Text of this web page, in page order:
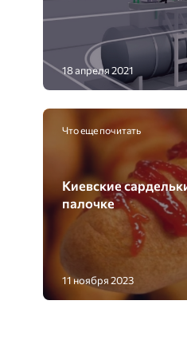
18 апреля 2021
Что еще почитать
Киевские
палочке
11 ноября 2023